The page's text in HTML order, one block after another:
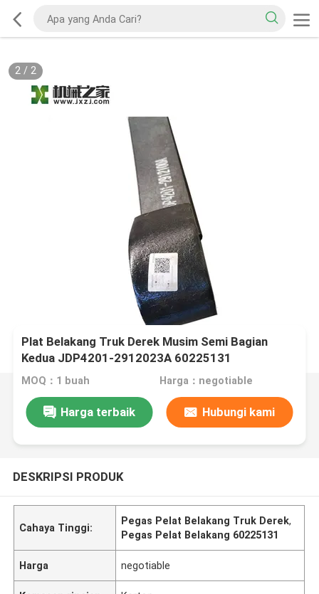
2/ 2
Plat Belakang Truk Derek Musim Semi Bagian
Kedua JDP4201-2912023A 60225131
MOQ：1 buah Harga：negotiable
Harga terbaik Hubungi kami
DESKRIPSI PRODUK
Cahaya Tinggi:
Pegas Pelat Belakang Truk Derek,
Pegas Pelat Belakang 60225131
Harga negotiable